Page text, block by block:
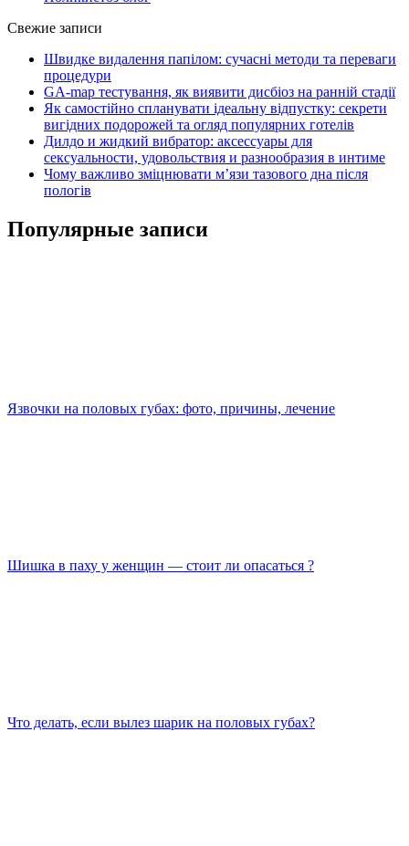
Свежие записи
Швидке видалення папілом: сучасні методи та переваги
процедури
GA-map тестування, як виявити дисбіоз на ранній стадії
Як самостійно спланувати ідеальну відпустку: секрети
вигідних подорожей та огляд популярних готелів
Дилдо и жидкий вибратор: аксессуары для
сексуальности, удовольствия и разнообразия в интиме
Чому важливо зміцнювати м’язи тазового дна після
пологів
Популярные записи
Язвочки на половых губах: фото, причины, лечение
Шишка в паху у женщин — стоит ли опасаться ?
Что делать, если вылез шарик на половых губах?